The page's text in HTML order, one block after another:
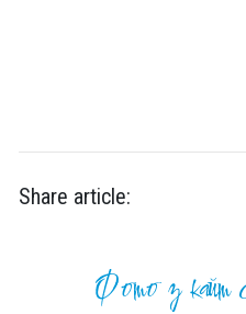
Share article:
Фото з кайт